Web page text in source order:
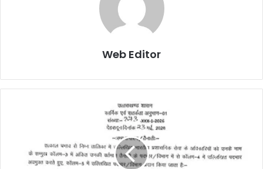
Web Editor